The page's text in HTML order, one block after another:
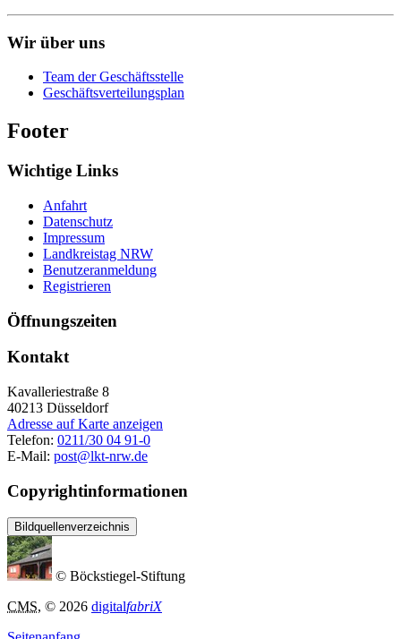
Wir über uns
Team der Geschäftsstelle
Geschäftsverteilungsplan
Footer
Wichtige Links
Anfahrt
Datenschutz
Impressum
Landkreistag NRW
Benutzeranmeldung
Registrieren
Öffnungszeiten
Kontakt
Kavalleriestraße 8
40213 Düsseldorf
Adresse auf Karte anzeigen
Telefon: 0211/30 04 91-0
E-Mail: post@lkt-nrw.de
Copyrightinformationen
Bildquellenverzeichnis
© Böckstiegel-Stiftung
CMS, © 2026 digitalfabriX